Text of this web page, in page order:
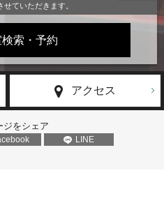
せていただきます。
検索・予約
アクセス
ジをシェア
LINE